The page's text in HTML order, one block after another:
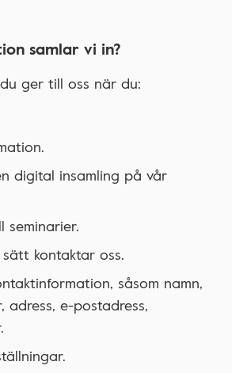
samlar vi in?
ger till oss när du:
digital insamling på vår
seminarier.
kontaktar oss.
såsom namn,
adress, e-postadress,